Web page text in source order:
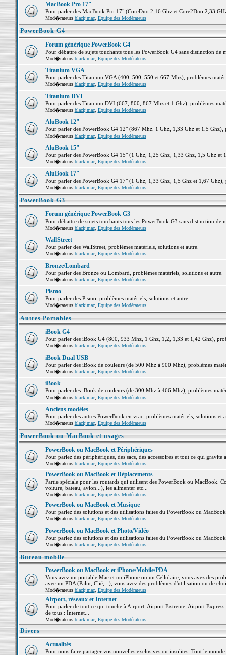
MacBook Pro 17"
Pour parler des MacBook Pro 17" (CoreDuo 2,16 Ghz et Core2Duo 2,33
Mod�rateurs blackjmac, Equipe des Modérateurs
PowerBook G4
Forum générique PowerBook G4
Pour débattre de sujets touchants tous les PowerBook G4 sans distinction de
Mod�rateurs blackjmac, Equipe des Modérateurs
Titanium VGA
Pour parler des Titanium VGA (400, 500, 550 et 667 Mhz), problèmes
Mod�rateurs blackjmac, Equipe des Modérateurs
Titanium DVI
Pour parler des Titanium DVI (667, 800, 867 Mhz et 1 Ghz), problèmes
Mod�rateurs blackjmac, Equipe des Modérateurs
AluBook 12"
Pour parler des PowerBook G4 12" (867 Mhz, 1 Ghz, 1,33 Ghz et 1,5 Ghz),
Mod�rateurs blackjmac, Equipe des Modérateurs
AluBook 15"
Pour parler des PowerBook G4 15" (1 Ghz, 1,25 Ghz, 1,33 Ghz, 1,5 Ghz et
Mod�rateurs blackjmac, Equipe des Modérateurs
AluBook 17"
Pour parler des PowerBook G4 17" (1 Ghz, 1,33 Ghz, 1,5 Ghz et 1,67 Ghz),
Mod�rateurs blackjmac, Equipe des Modérateurs
PowerBook G3
Forum générique PowerBook G3
Pour débattre de sujets touchants tous les PowerBook G3 sans distinction de
Mod�rateurs blackjmac, Equipe des Modérateurs
WallStreet
Pour parler des WallStreet, problèmes matériels, solutions et autre.
Mod�rateurs blackjmac, Equipe des Modérateurs
Bronze/Lombard
Pour parler des Bronze ou Lombard, problèmes matériels, solutions et autre.
Mod�rateurs blackjmac, Equipe des Modérateurs
Pismo
Pour parler des Pismo, problèmes matériels, solutions et autre.
Mod�rateurs blackjmac, Equipe des Modérateurs
Autres Portables
iBook G4
Pour parler des iBook G4 (800, 933 Mhz, 1 Ghz, 1,2, 1,33 et 1,42 Ghz),
Mod�rateurs blackjmac, Equipe des Modérateurs
iBook Dual USB
Pour parler des iBook de couleurs (de 500 Mhz à 900 Mhz), problèmes
Mod�rateurs blackjmac, Equipe des Modérateurs
iBook
Pour parler des iBook de couleurs (de 300 Mhz à 466 Mhz), problèmes
Mod�rateurs blackjmac, Equipe des Modérateurs
Anciens modèles
Pour parler des autres PowerBook en vrac, problèmes matériels, solutions et
Mod�rateurs blackjmac, Equipe des Modérateurs
PowerBook ou MacBook et usages
PowerBook ou MacBook et Périphériques
Pour parlez des périphériques, des sacs, des accessoires et tout ce qui
Mod�rateurs blackjmac, Equipe des Modérateurs
PowerBook ou MacBook et Déplacements
Partie spéciale pour les routards qui utilisent des PowerBook ou MacBook.
voiture, bateau, avion...), les alimenter etc...
Mod�rateurs blackjmac, Equipe des Modérateurs
PowerBook ou MacBook et Musique
Pour parlez des solutions et des utilisations faites du PowerBook ou
Mod�rateurs blackjmac, Equipe des Modérateurs
PowerBook ou MacBook et Photo/Vidéo
Pour parlez des solutions et des utilisations faites du PowerBook ou
Mod�rateurs blackjmac, Equipe des Modérateurs
Bureau mobile
PowerBook ou MacBook et iPhone/Mobile/PDA
Vous avez un portable Mac et un iPhone ou un Cellulaire, vous avez des
avec un PDA (Palm, Clié,...), vous avez des problèmes d'utilisation ou de
Mod�rateurs blackjmac, Equipe des Modérateurs
Airport, réseaux et Internet
Pour parler de tout ce qui touche à Airport, Airport Extreme, Airport
de tous : Internet...
Mod�rateurs blackjmac, Equipe des Modérateurs
Divers
Actualités
Pour nous faire partager vos nouvelles exclusives ou insolites. Tout le